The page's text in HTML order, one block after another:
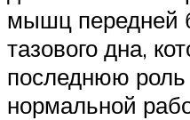
мышц передней
тазового дна,
последнюю
нормальной